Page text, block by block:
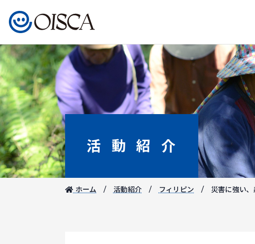
活動紹介
ホーム 活動紹介 フィリピン 災害に強い